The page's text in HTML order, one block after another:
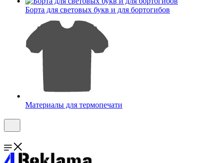
Борта для световых букв и для бортогибов
Материалы для термопечати